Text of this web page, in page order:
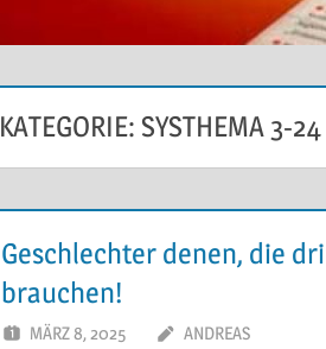
KATEGORIE: SYSTHEMA 3-24
Geschlechter denen, die
brauchen!
MÄRZ 8, 2025 ANDREAS